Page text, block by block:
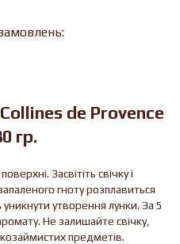
de Provence
гр.
Засвітіть свічку і
гноту розплавиться
утворення лунки. За 5
Не залишайте свічку,
предметів.